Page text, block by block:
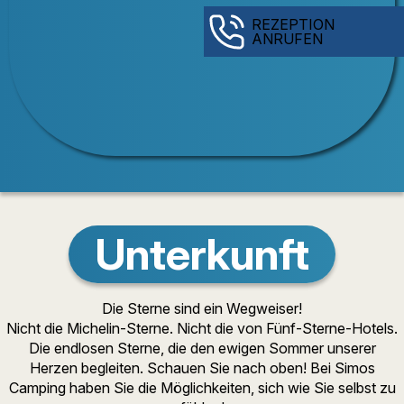
REZEPTION
ANRUFEN
Unterkunft
Die Sterne sind ein Wegweiser!
Nicht die Michelin-Sterne. Nicht die von Fünf-Sterne-Hotels.
Die endlosen Sterne, die den ewigen Sommer unserer
Herzen begleiten. Schauen Sie nach oben! Bei Simos
Camping haben Sie die Möglichkeiten, sich wie Sie selbst zu